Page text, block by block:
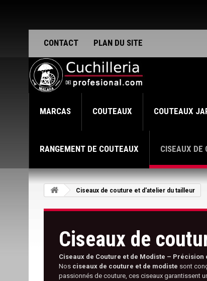
CONTACT PLAN DU SITE
MARCAS COUTEAUX COUTEAUX
RANGEMENT DE COUTEAUX CISEAUX DE
Ciseaux de couture et d'atelier du tailleur
Ciseaux de
Ciseaux de Couture et de Modiste – Précision
Nos ciseaux de couture et de modiste sont
passionnés de couture, ces ciseaux garantissent